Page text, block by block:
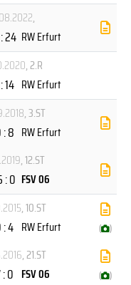
,
24 RW Erfurt
, 2.R
14 RW Erfurt
, 3.ST
8 RW Erfurt
, 12.ST
: 0 FSV 06
, 10.ST
4 RW Erfurt ( )
, 21.ST
0 FSV 06 ( )